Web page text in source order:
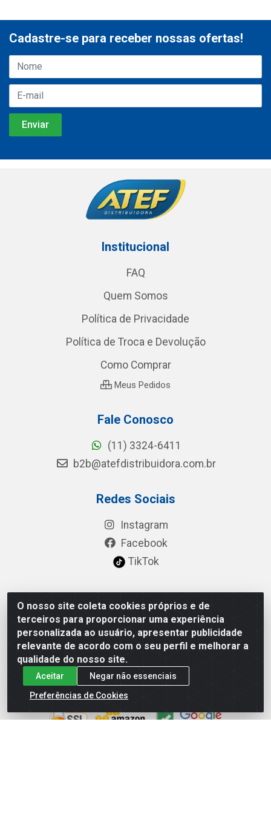
O nosso site coleta cookies próprios e de
terceiros para proporcionar uma experiência
personalizada ao usuário, apresentar publicidade
relevante de acordo com o seu perfil e melhorar a
qualidade do nosso site.
Aceitar
Negar não essenciais
Preferências de Cookies
Cadastre-se para receber nossas ofertas!
Institucional
FAQ
Quem Somos
Política de Privacidade
Política de Troca e Devolução
Como Comprar
Meus Pedidos
Fale Conosco
(11) 3324-6411
b2b@atefdistribuidora.com.br
Redes Sociais
Instagram
Facebook
TikTok
Baixe já nosso APP
Site Seguro